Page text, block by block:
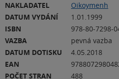
NAKLADATEL
Oikoymenh
DATUM VYDÁNÍ
1.01.1999
ISBN
978-80-7298-
VAZBA
pevná vazba
DATUM DOTISKU
4.05.2018
EAN
POČET STRAN
488